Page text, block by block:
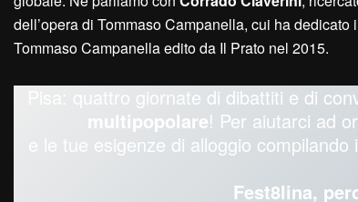
dell’opera di Tommaso Campanella, cui ha dedicato
Tommaso Campanella edito da Il Prato nel 2015.
Pisa: quattro giornate di dibattiti e di
multipopolare! Per aiutarci ad
e le tue esigenze di alloggio compilando
Fest8lina,